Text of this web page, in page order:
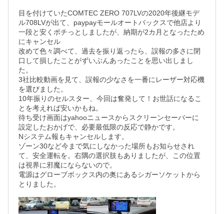
目を付けていたCOMTEC ZERO 707LVの2020年後継モデ
ル708LVが出て、paypayモールオートバックスで他店より
一段と安くポチっとしましたが、納期が2カ月となったため
にキャンセル
改めて色々調べて、過去を振り返ったら、誤報の多さに閉
口して損したことがずいぶんあったことを思い出しまし
た。
3社比較動画を見て、誤報の少なさを一番にレーザー対応機
を選びました。
10年振りのセルスター、今回は奮発して！お世話になるこ
とを考えれば安いかもね。
待ち受け画面はyahooニュースからスクリーンセーバーに
設定したおかげで、必要最低限の反応で静かです。
Nシステム報もキャンセルします。
ゾーン30など今まで気にしなかった場所もお知らせされ
て、安全運転を。右隅の選択肢もありましたが、この位置
は視界に邪魔にならないので。
電源はグローブボックス内の奥にあるシガーソケットから
とりました。